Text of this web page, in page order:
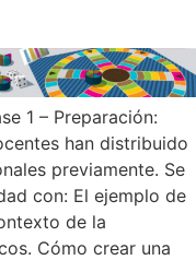
1 – Preparación:
han distribuido
previamente. Se
con: El ejemplo de
de la
Cómo crear una